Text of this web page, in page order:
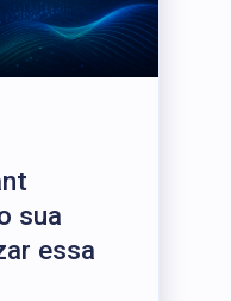
sua
essa